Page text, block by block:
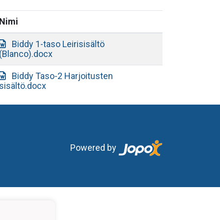
Nimi
Biddy 1-taso Leirisisältö
(Blanco).docx
Biddy Taso-2 Harjoitusten
sisältö.docx
Powered by